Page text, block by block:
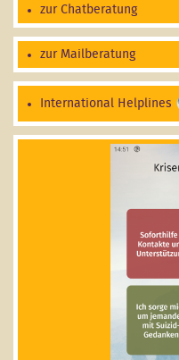
zur Chatberatung
zur Mailberatung
International Helplines